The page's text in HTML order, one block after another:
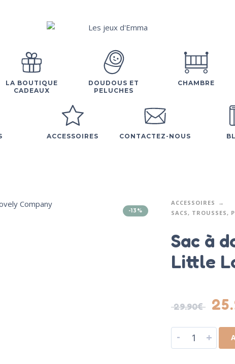
LA BOUTIQUE
CADEAUX
DOUDOUS ET
PELUCHES
CHAMBRE
ACCESSOIRES CONTACTEZ-NOUS
-13%
ACCESSOIRES
SACS, TROUSSES,
Sac à
Little
29.90€
- +